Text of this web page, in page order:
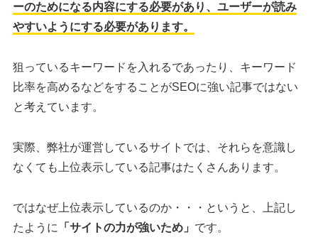
ーのためになる内容にする必要があり、ユーザーが読み
やすいようにする必要があります。
狙っているキーワードを入れるであったり、キーワード
比率を高めるなどをすることがSEOに強い記事ではない
と考えています。
実際、弊社が運営しているサイトでは、それらを意識し
なくても上位表示している記事はたくさんあります。
ではなぜ上位表示しているのか・・・というと、上記し
たように
「サイトの力が強いため」 です。